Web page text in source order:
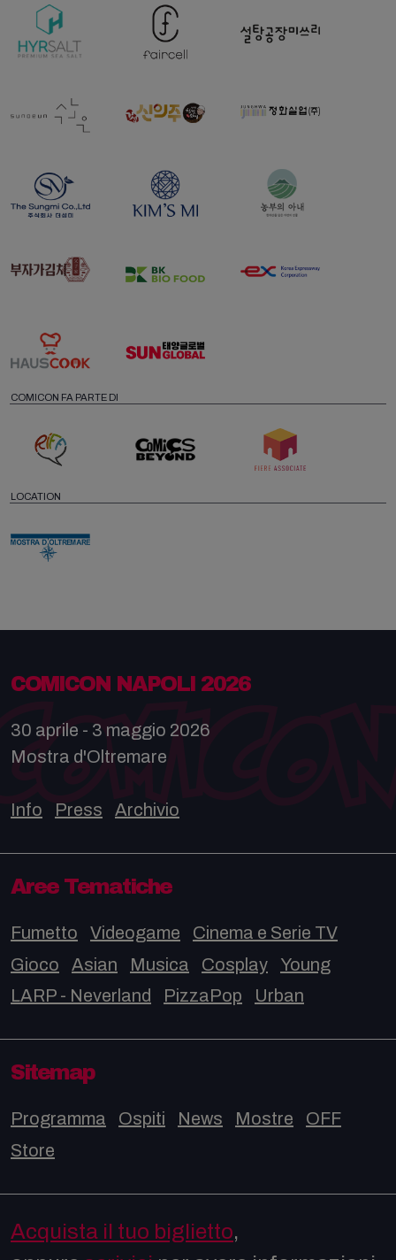
COMICON FA PARTE DI
LOCATION
COMICON NAPOLI 2026
30 aprile - 3 maggio 2026
Mostra d'Oltremare
Info Press Archivio
Aree Tematiche
Fumetto Videogame
Cinema e Serie TV
Gioco
Asian Musica Cosplay
Young
LARP - Neverland
PizzaPop Urban
Sitemap
Programma Ospiti News Mostre
OFF
Store
Acquista il tuo biglietto,